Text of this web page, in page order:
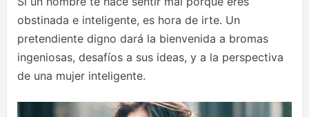
obstinada e inteligente, es hora de irte. Un
pretendiente digno dará la bienvenida a bromas
ingeniosas, desafíos a sus ideas, y a la perspectiva
de una mujer inteligente.